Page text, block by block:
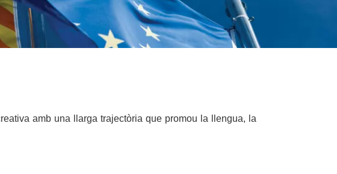
amb una llarga trajectòria que promou la llengua, la